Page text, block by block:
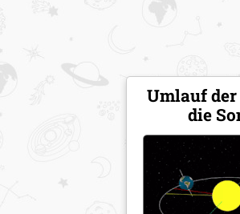
Umlauf der
die